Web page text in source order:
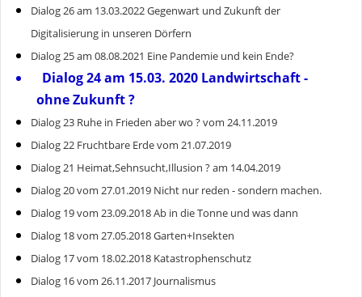
Dialog 26 am 13.03.2022 Gegenwart und Zukunft der
Digitalisierung in unseren Dörfern
Dialog 25 am 08.08.2021 Eine Pandemie und kein Ende?
Dialog 24 am 15.03. 2020 Landwirtschaft -
ohne Zukunft ?
Dialog 23 Ruhe in Frieden aber wo ? vom 24.11.2019
Dialog 22 Fruchtbare Erde vom 21.07.2019
Dialog 21 Heimat,Sehnsucht,Illusion ? am 14.04.2019
Dialog 20 vom 27.01.2019 Nicht nur reden - sondern machen.
Dialog 19 vom 23.09.2018 Ab in die Tonne und was dann
Dialog 18 vom 27.05.2018 Garten+Insekten
Dialog 17 vom 18.02.2018 Katastrophenschutz
Dialog 16 vom 26.11.2017 Journalismus